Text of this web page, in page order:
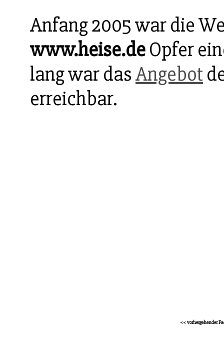
Anfang 2005 war die
www.heise.deOpfer
lang war dasAngebot
erreichbar.
<< vorhergehender